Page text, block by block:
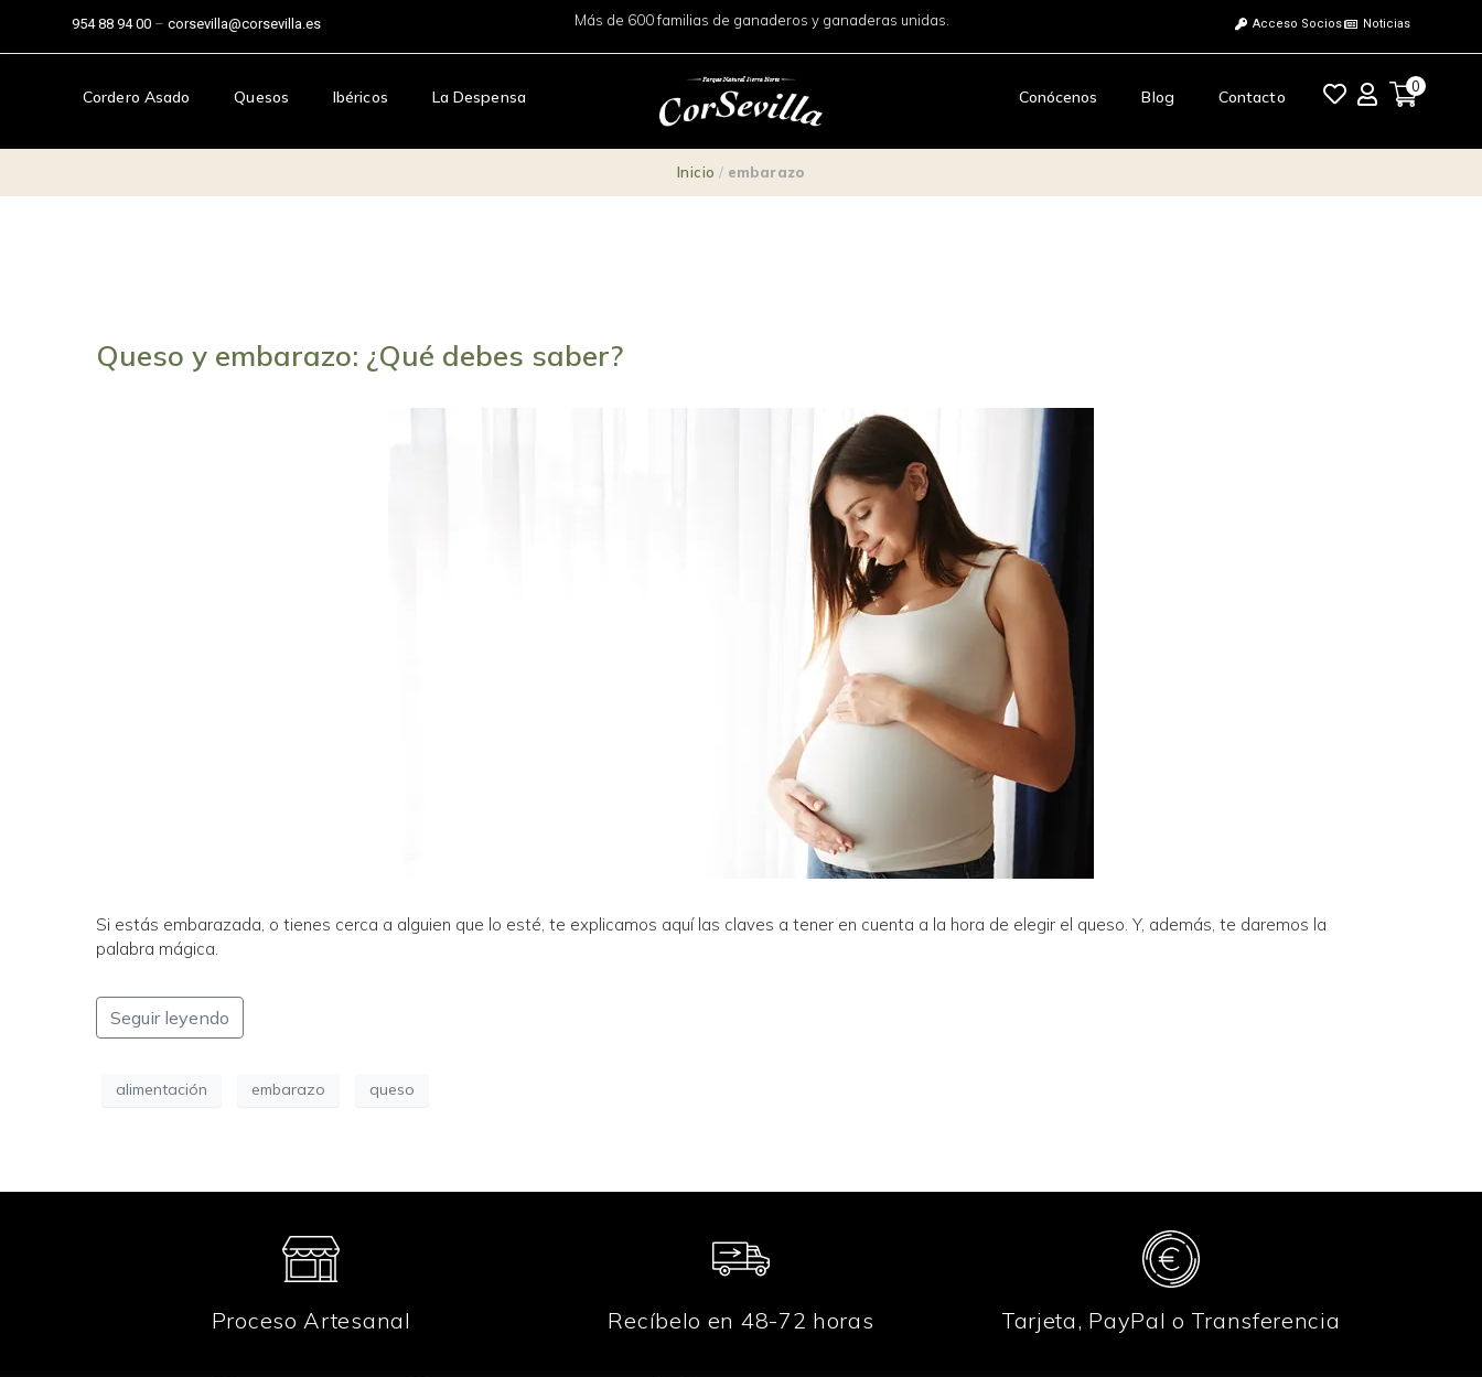
954 88 94 00 – corsevilla@corsevilla.es Más de 600 familias de ganaderos y ganaderas unidas. Acceso Socios Noticias
Cordero Asado Quesos Ibéricos La Despensa Conócenos Blog Contacto
0
Inicio / embarazo
Queso y embarazo: ¿Qué debes saber?
Si estás embarazada, o tienes cerca a alguien que lo esté, te explicamos aquí las claves a tener en cuenta a la hora de elegir el queso. Y, además, te daremos la
palabra mágica.
Seguir leyendo
alimentación embarazo queso
Proceso Artesanal Recíbelo en 48-72 horas Tarjeta, PayPal o Transferencia